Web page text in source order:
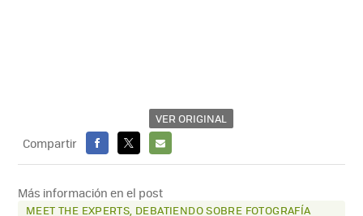
VER ORIGINAL
Compartir
FACEBOOK
X
E-
MAIL
Más información en el post
MEET THE EXPERTS, DEBATIENDO SOBRE FOTOGRAFÍA